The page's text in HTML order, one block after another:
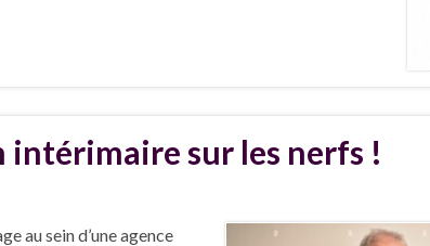
intérimaire sur les nerfs !
au sein d’une agence